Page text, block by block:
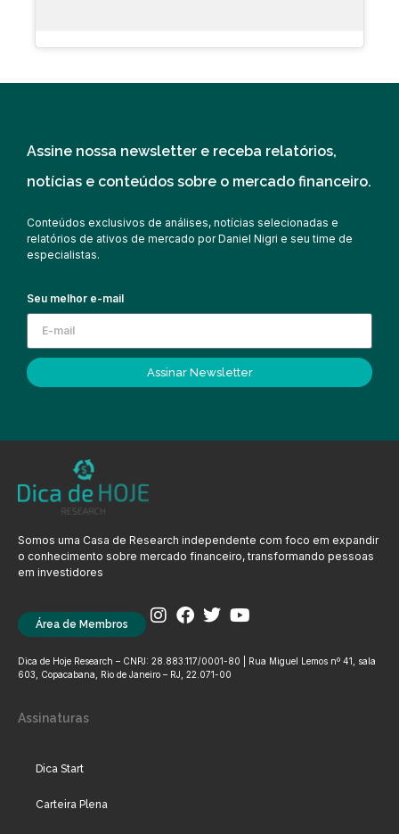
Assine nossa newsletter e receba relatórios,
notícias e conteúdos sobre o mercado financeiro.
Conteúdos exclusivos de análises, notícias selecionadas e
relatórios de ativos de mercado por Daniel Nigri e seu time de
especialistas.
Seu melhor e-mail
Assinar Newsletter
Somos uma Casa de Research independente com foco em expandir
o conhecimento sobre mercado financeiro, transformando pessoas
em investidores
Área de Membros
Dica de Hoje Research – CNPJ: 28.883.117/0001-80 | Rua Miguel Lemos nº 41, sala
603, Copacabana, Rio de Janeiro – RJ, 22.071-00
Assinaturas
Dica Start
Carteira Plena